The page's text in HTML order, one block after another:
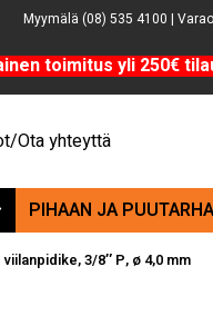
Myymälä (08) 535 4100 |
toimitus yli 250€
Ota yhteyttä
PIHAAN JA
3/8″ P, ø 4,0 mm